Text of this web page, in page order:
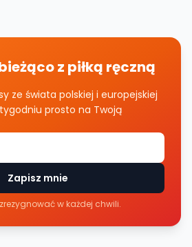
z piłką ręczną
ze świata polskiej i europejskiej
prosto na Twoją
Zapisz mnie
w każdej chwili.